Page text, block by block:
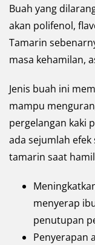
Buah yang
akan polifenol,
Tamarin
masa kehamilan,
Jenis buah ini
mampu
pergelangan kaki
ada sejumlah
tamarin saat
menyerap
penutupan
Penyerapan